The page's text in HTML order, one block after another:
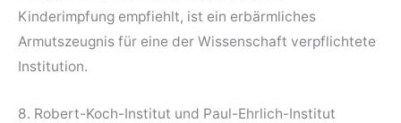
Kinderimpfung empfiehlt, ist ein erbärmliches
Armutszeugnis für eine der Wissenschaft verpflichtete
Institution.
8. Robert-Koch-Institut und Paul-Ehrlich-Institut